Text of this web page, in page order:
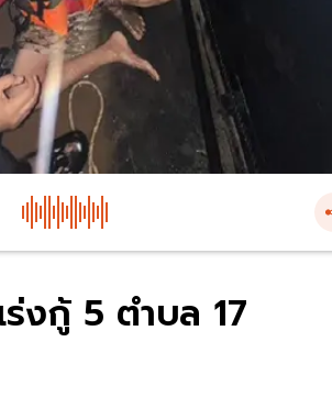
งกู้ 5 ตำบล 17